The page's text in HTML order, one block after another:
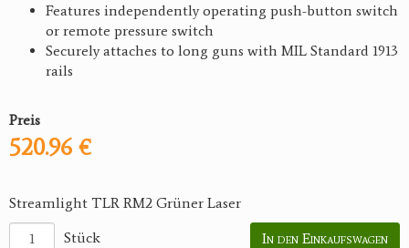
Features independently operating push-button switch
or remote pressure switch
Securely attaches to long guns with MIL Standard 1913
rails
Preis
520.96 €
Streamlight TLR RM2 Grüner Laser
Stück
In den Einkaufswagen